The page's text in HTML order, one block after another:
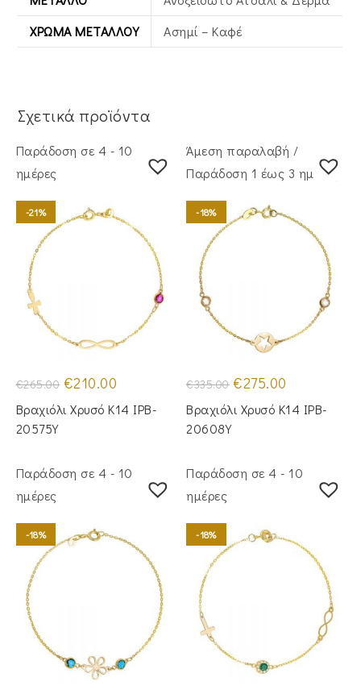
ΧΡΏΜΑ ΜΕΤΆΛΛΟΥ
Ασημί – Καφέ
Σχετικά προϊόντα
Παράδοση σε 4 - 10
ημέρες
-21%
€265.00 Original
price
was:
€265.00.
€210.00
τιμή
είναι:
Βραχιόλι Χρυσό Κ14 IPB-
20575Y
Άμεση παραλαβή /
Παράδoση 1 έως 3 ημέρες
-18%
€335.00 Original
price
was:
€335.00.
€275.00
τιμή
είναι:
Βραχιόλι Χρυσό Κ14 IPB-
20608Y
Παράδοση σε 4 - 10
ημέρες
-18%
Παράδοση σε 4 - 10
ημέρες
-18%